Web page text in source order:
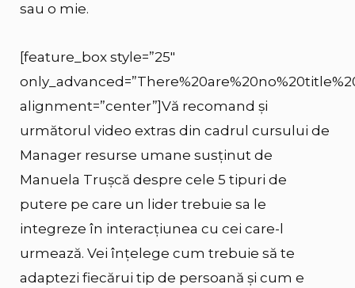
sau o mie.
[feature_box style=”25″
alignment=”center”]Vă recomand și
următorul video extras din cadrul cursului de
Manager resurse umane susținut de
Manuela Trușcă despre cele 5 tipuri de
putere pe care un lider trebuie sa le
integreze în interacțiunea cu cei care-l
urmează. Vei înțelege cum trebuie să te
adaptezi fiecărui tip de persoană și cum e